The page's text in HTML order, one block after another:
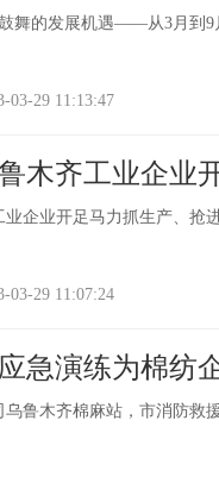
舞的发展机遇——从3月到9
29 11:13:47
木齐工业企业
企业开足马力抓生产、抢
29 11:07:24
急演练为棉纺
乌鲁木齐棉麻站，市消防救